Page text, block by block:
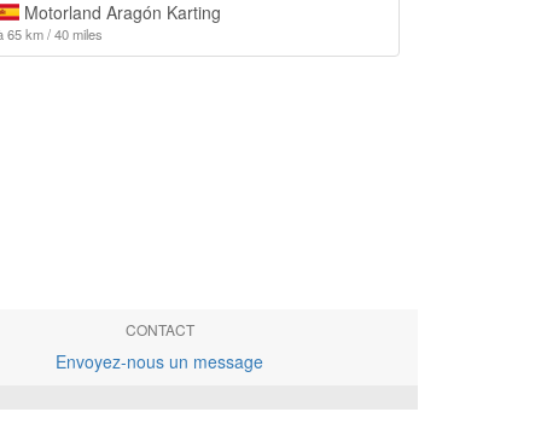
Motorland Aragón Karting
65 km / 40 miles
CONTACT
Envoyez-nous un message